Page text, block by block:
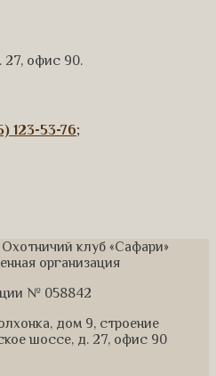
27, офис 90.
123-53-76;
клуб «Сафари»
организация
№ 058842
дом 9, строение
шоссе, д. 27, офис 90